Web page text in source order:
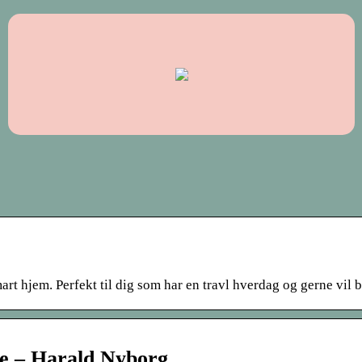
hjem. Perfekt til dig som har en travl hverdag og gerne